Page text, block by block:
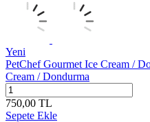
Yeni
PetChef Gourmet Ice Cream /
Cream / Dondurma
750,00 TL
Sepete Ekle